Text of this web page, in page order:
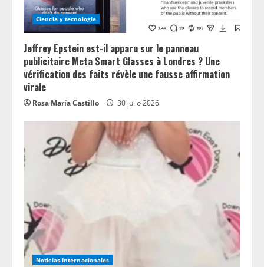
Ciencia y tecnologia
Jeffrey Epstein est-il apparu sur le panneau
publicitaire Meta Smart Glasses à Londres ? Une
vérification des faits révèle une fausse affirmation
virale
Rosa María Castillo 30 julio 2026
Noticias Internacionales